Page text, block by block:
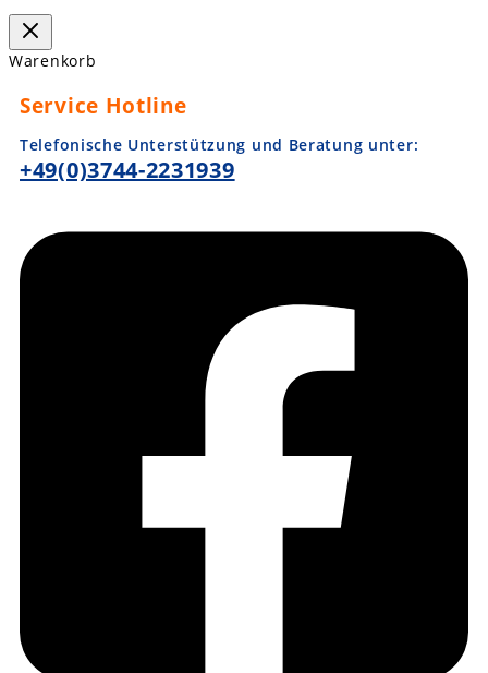
Warenkorb
Service Hotline
Telefonische Unterstützung und Beratung unter:
+49(0)3744-2231939